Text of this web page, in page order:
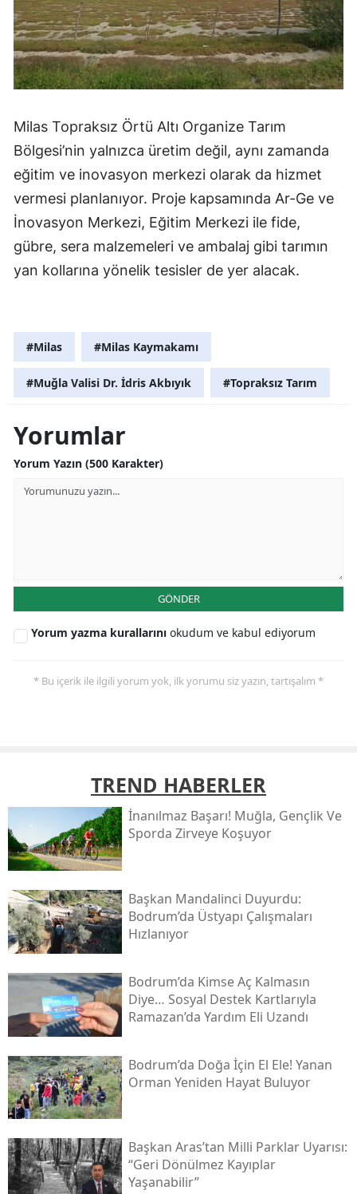
Milas Topraksız Örtü Altı Organize Tarım
Bölgesi’nin yalnızca üretim değil, aynı zamanda
eğitim ve inovasyon merkezi olarak da hizmet
vermesi planlanıyor. Proje kapsamında Ar-Ge ve
İnovasyon Merkezi, Eğitim Merkezi ile fide,
gübre, sera malzemeleri ve ambalaj gibi tarımın
yan kollarına yönelik tesisler de yer alacak.
#Milas #Milas Kaymakamı
#Muğla Valisi Dr. İdris Akbıyık #Topraksız Tarım
Yorumlar
Yorum Yazın (500 Karakter)
GÖNDER
Yorum yazma kurallarını okudum ve kabul ediyorum
* Bu içerik ile ilgili yorum yok, ilk yorumu siz yazın, tartışalım *
TREND HABERLER
İnanılmaz Başarı! Muğla, Gençlik Ve
Sporda Zirveye Koşuyor
Başkan Mandalinci Duyurdu:
Bodrum’da Üstyapı Çalışmaları
Hızlanıyor
Bodrum’da Kimse Aç Kalmasın
Diye… Sosyal Destek Kartlarıyla
Ramazan’da Yardım Eli Uzandı
Bodrum’da Doğa İçin El Ele! Yanan
Orman Yeniden Hayat Buluyor
Başkan Aras’tan Milli Parklar Uyarısı:
“geri Dönülmez Kayıplar
Yaşanabilir”